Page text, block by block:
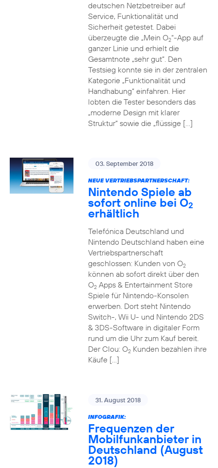
deutschen Netzbetreiber auf
Service, Funktionalität und
Sicherheit getestet. Dabei
überzeugte die „Mein O2“-App auf
ganzer Linie und erhielt die
Gesamtnote „sehr gut“. Den
Testsieg konnte sie in der zentralen
Kategorie „Funktionalität und
Handhabung“ einfahren. Hier
lobten die Tester besonders das
„moderne Design mit klarer
Struktur“ sowie die „flüssige […]
03. September 2018
NEUE VERTRIEBSPARTNERSCHAFT:
Nintendo Spiele ab
sofort online bei O2
erhältlich
Telefónica Deutschland und
Nintendo Deutschland haben eine
Vertriebspartnerschaft
geschlossen: Kunden von O2
können ab sofort direkt über den
O2Apps & Entertainment Store
Spiele für Nintendo-Konsolen
erwerben. Dort steht Nintendo
Switch-, Wii U- und Nintendo 2DS
& 3DS-Software in digitaler Form
rund um die Uhr zum Kauf bereit.
Der Clou: O2Kunden bezahlen ihre
Käufe […]
31. August 2018
INFOGRAFIK:
Frequenzen der
Mobilfunkanbieter in
Deutschland (August
2018)